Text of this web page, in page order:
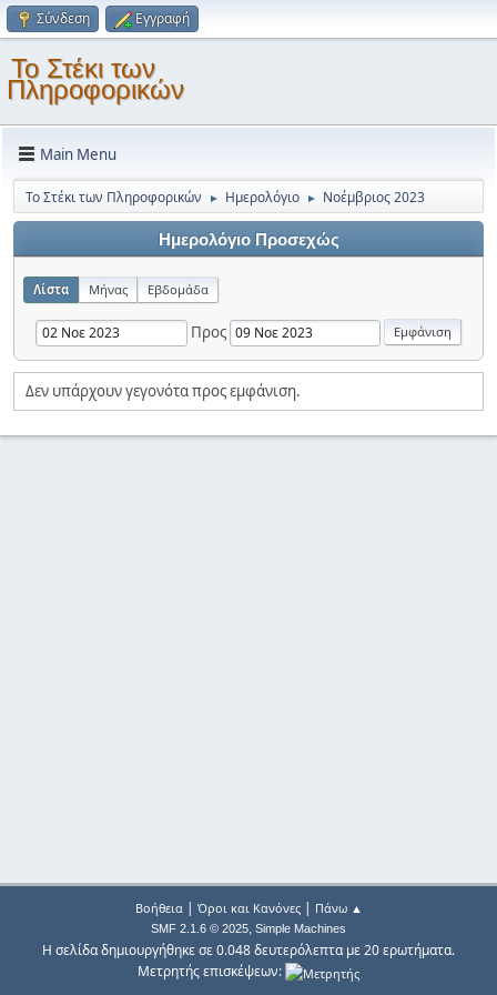
Σύνδεση Εγγραφή
Το Στέκι των
Πληροφορικών
Main Menu
Το Στέκι των Πληροφορικών ► Ημερολόγιο ► Νοέμβριος 2023
Ημερολόγιο Προσεχώς
Λίστα Μήνας Εβδομάδα
Προς
Δεν υπάρχουν γεγονότα προς εμφάνιση.
Βοήθεια| Όροι και Κανόνες| Πάνω ▲
SMF 2.1.6 © 2025, Simple Machines
Η σελίδα δημιουργήθηκε σε 0.048 δευτερόλεπτα με 20 ερωτήματα.
Μετρητής επισκέψεων: